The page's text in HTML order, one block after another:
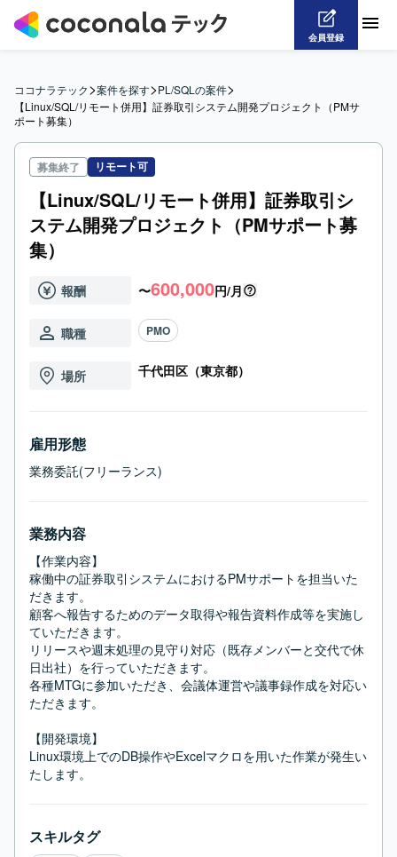
会員登録
ココナラテック>案件を探す>PL/SQLの案件>
【Linux/SQL/リモート併用】証券取引システム開発プロジェクト（PMサ
ポート募集）
募集終了 リモート可
【Linux/SQL/リモート併用】証券取引シ
ステム開発プロジェクト（PMサポート募
集）
報酬 〜600,000円/月
職種 PMO
場所 千代田区（東京都）
雇用形態
業務委託(フリーランス)
業務内容
【作業内容】
稼働中の証券取引システムにおけるPMサポートを担当いた
だきます。
顧客へ報告するためのデータ取得や報告資料作成等を実施し
ていただきます。
リリースや週末処理の見守り対応（既存メンバーと交代で休
日出社）を行っていただきます。
各種MTGに参加いただき、会議体運営や議事録作成を対応い
ただきます。
【開発環境】
Linux環境上でのDB操作やExcelマクロを用いた作業が発生い
たします。
スキルタグ